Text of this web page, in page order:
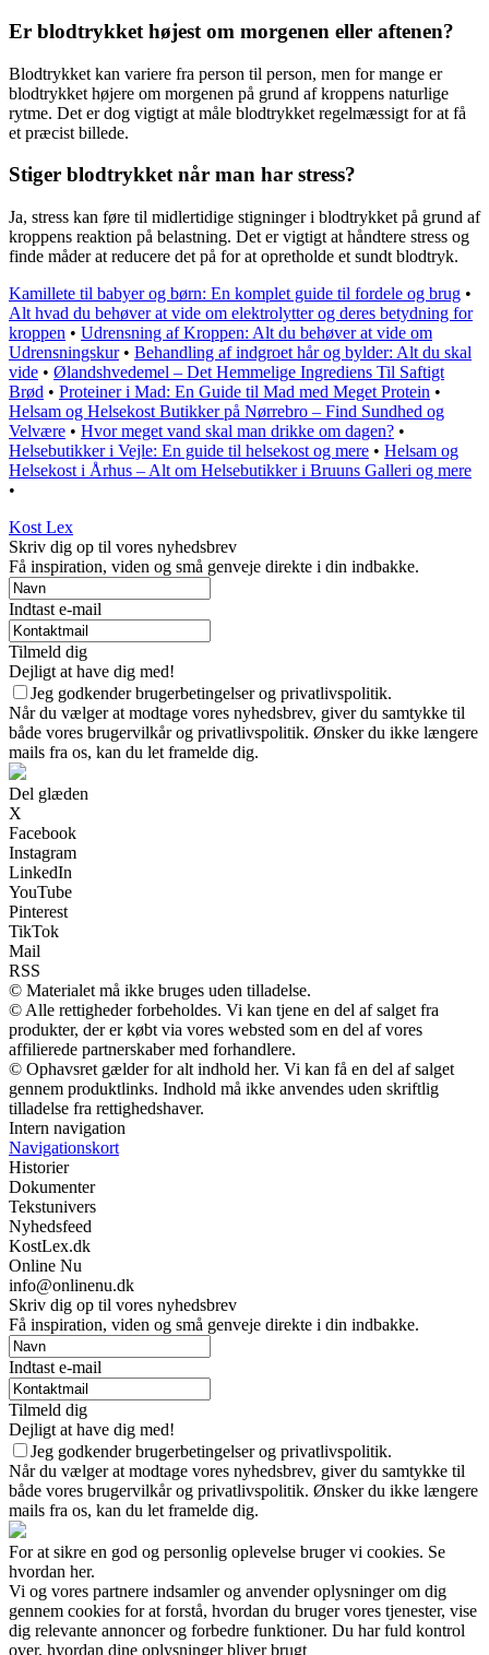
Er blodtrykket højest om morgenen eller aftenen?
Blodtrykket kan variere fra person til person, men for mange er
blodtrykket højere om morgenen på grund af kroppens naturlige
rytme. Det er dog vigtigt at måle blodtrykket regelmæssigt for at få
et præcist billede.
Stiger blodtrykket når man har stress?
Ja, stress kan føre til midlertidige stigninger i blodtrykket på grund af
kroppens reaktion på belastning. Det er vigtigt at håndtere stress og
finde måder at reducere det på for at opretholde et sundt blodtryk.
Kamillete til babyer og børn: En komplet guide til fordele og brug •
Alt hvad du behøver at vide om elektrolytter og deres betydning for
kroppen • Udrensning af Kroppen: Alt du behøver at vide om
Udrensningskur• Behandling af indgroet hår og bylder: Alt du skal
vide • Ølandshvedemel – Det Hemmelige Ingrediens Til Saftigt
Brød • Proteiner i Mad: En Guide til Mad med Meget Protein •
Helsam og Helsekost Butikker på Nørrebro – Find Sundhed og
Velvære • Hvor meget vand skal man drikke om dagen? •
Helsebutikker i Vejle: En guide til helsekost og mere • Helsam og
Helsekost i Århus – Alt om Helsebutikker i Bruuns Galleri og mere
•
Kost Lex
Skriv dig op til vores nyhedsbrev
Få inspiration, viden og små genveje direkte i din indbakke.
Indtast e-mail
Tilmeld dig
Dejligt at have dig med!
Jeg godkender brugerbetingelser og privatlivspolitik.
Når du vælger at modtage vores nyhedsbrev, giver du samtykke til
både vores brugervilkår og privatlivspolitik. Ønsker du ikke længere
mails fra os, kan du let framelde dig.
Del glæden
X
Facebook
Instagram
LinkedIn
YouTube
Pinterest
TikTok
Mail
RSS
© Materialet må ikke bruges uden tilladelse.
© Alle rettigheder forbeholdes. Vi kan tjene en del af salget fra
produkter, der er købt via vores websted som en del af vores
affilierede partnerskaber med forhandlere.
© Ophavsret gælder for alt indhold her. Vi kan få en del af salget
gennem produktlinks. Indhold må ikke anvendes uden skriftlig
tilladelse fra rettighedshaver.
Intern navigation
Navigationskort
Historier
Dokumenter
Tekstunivers
Nyhedsfeed
KostLex.dk
Online Nu
info@onlinenu.dk
Skriv dig op til vores nyhedsbrev
Få inspiration, viden og små genveje direkte i din indbakke.
Indtast e-mail
Tilmeld dig
Dejligt at have dig med!
Jeg godkender brugerbetingelser og privatlivspolitik.
Når du vælger at modtage vores nyhedsbrev, giver du samtykke til
både vores brugervilkår og privatlivspolitik. Ønsker du ikke længere
mails fra os, kan du let framelde dig.
For at sikre en god og personlig oplevelse bruger vi cookies. Se
hvordan her.
Vi og vores partnere indsamler og anvender oplysninger om dig
gennem cookies for at forstå, hvordan du bruger vores tjenester, vise
dig relevante annoncer og forbedre funktioner. Du har fuld kontrol
over, hvordan dine oplysninger bliver brugt